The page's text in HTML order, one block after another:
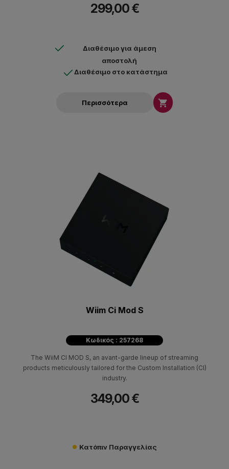
Connect, TIDAL Connect και Roon Ready.
299,00 €
Διαθέσιμο για άμεση
αποστολή
Διαθέσιμο στο κατάστημα
Περισσότερα 
Wiim Ci Mod S
Κωδικός : 257268
The WiiM CI MOD S, an avant-garde lineup of streaming
products meticulously tailored for the Custom Installation (CI)
industry.
349,00 €
Κατόπιν Παραγγελίας